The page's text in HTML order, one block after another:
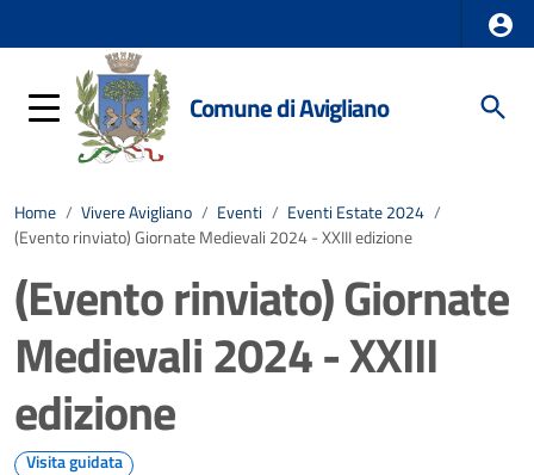
Comune di Avigliano
Home / Vivere Avigliano / Eventi / Eventi Estate 2024 /
(Evento rinviato) Giornate Medievali 2024 - XXIII edizione
(Evento rinviato) Giornate
Medievali 2024 - XXIII
edizione
Visita guidata